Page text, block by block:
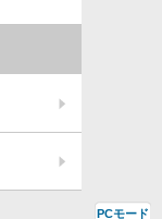
PCモード